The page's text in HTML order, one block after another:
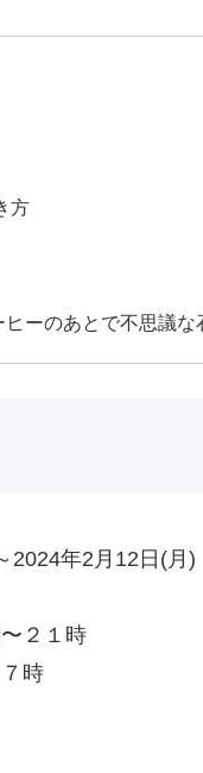
方
ーのあとで不思議
2024年2月12日(月)
２１時
時